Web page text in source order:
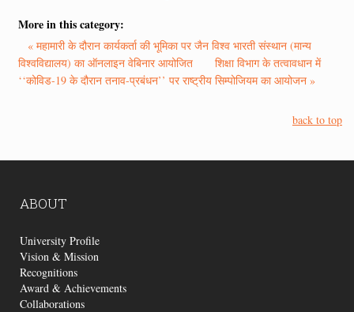
More in this category:
« महामारी के दौरान कार्यकर्ता की भूमिका पर जैन विश्व भारती संस्थान (मान्य
विश्वविद्यालय) का ऑनलाइन वेबिनार आयोजित
शिक्षा विभाग के तत्वावधान में
‘‘कोविड-19 के दौरान तनाव-प्रबंधन’’ पर राष्ट्रीय सिम्पोजियम का आयोजन »
back to top
ABOUT
University Profile
Vision & Mission
Recognitions
Award & Achievements
Collaborations